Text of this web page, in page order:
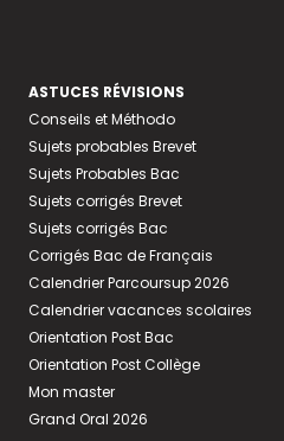
ASTUCES RÉVISIONS
Conseils et Méthodo
Sujets probables Brevet
Sujets Probables Bac
Sujets corrigés Brevet
Sujets corrigés Bac
Corrigés Bac de Français
Calendrier Parcoursup 2026
Calendrier vacances scolaires
Orientation Post Bac
Orientation Post Collège
Mon master
Grand Oral 2026